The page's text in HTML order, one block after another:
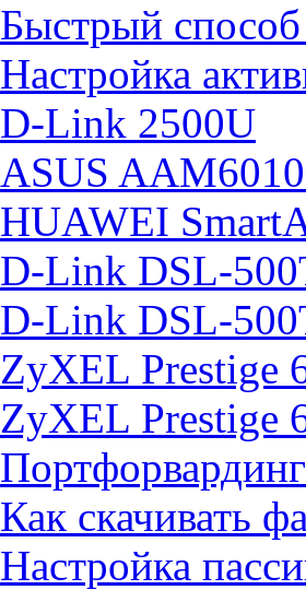
Быстрый
Настройка
D-Link 2500U
ASUS
HUAWEI
D-Link DSL-
D-Link DSL-
ZyXEL Prestige
ZyXEL Prestige
Портфорвардинг
Как скачивать
Настройка